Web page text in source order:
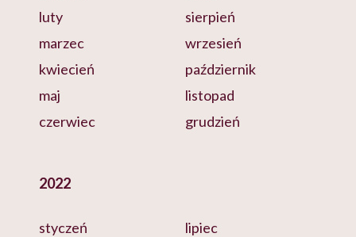
luty
marzec
kwiecień
maj
czerwiec
sierpień
wrzesień
październik
listopad
grudzień
2022
styczeń
lipiec